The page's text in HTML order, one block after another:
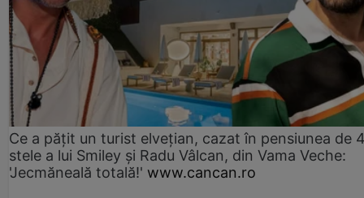
Ce a pățit un turist elvețian, cazat în pensiunea de
stele a lui Smiley și Radu Vâlcan, din Vama Veche:
'Jecmăneală totală!' www.cancan.ro